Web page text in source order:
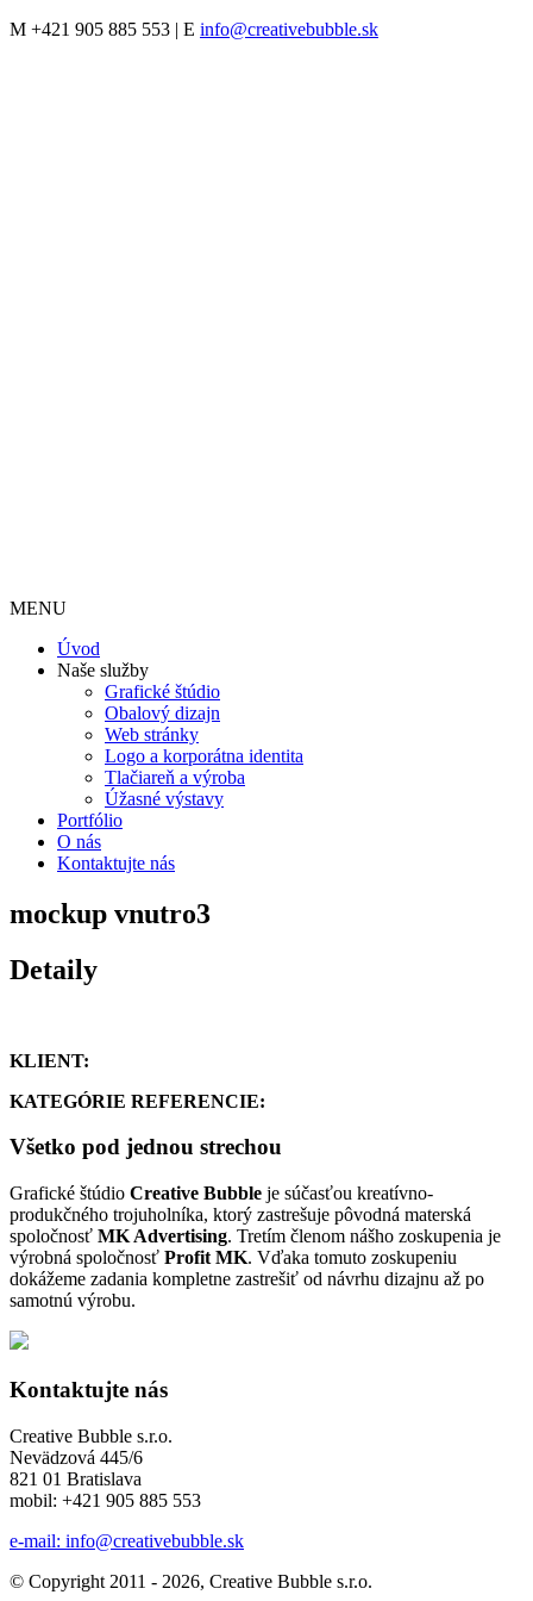
M +421 905 885 553 | E info@creativebubble.sk
MENU
Úvod
Naše služby
Grafické štúdio
Obalový dizajn
Web stránky
Logo a korporátna identita
Tlačiareň a výroba
Úžasné výstavy
Portfólio
O nás
Kontaktujte nás
mockup vnutro3
Detaily
KLIENT:
KATEGÓRIE REFERENCIE:
Všetko pod jednou strechou
Grafické štúdio Creative Bubble je súčasťou kreatívno-
produkčného trojuholníka, ktorý zastrešuje pôvodná materská
spoločnosť MK Advertising. Tretím členom nášho zoskupenia je
výrobná spoločnosť Profit MK. Vďaka tomuto zoskupeniu
dokážeme zadania kompletne zastrešiť od návrhu dizajnu až po
samotnú výrobu.
Kontaktujte nás
Creative Bubble s.r.o.
Nevädzová 445/6
821 01 Bratislava
mobil: +421 905 885 553
e-mail: info@creativebubble.sk
© Copyright 2011 - 2026, Creative Bubble s.r.o.